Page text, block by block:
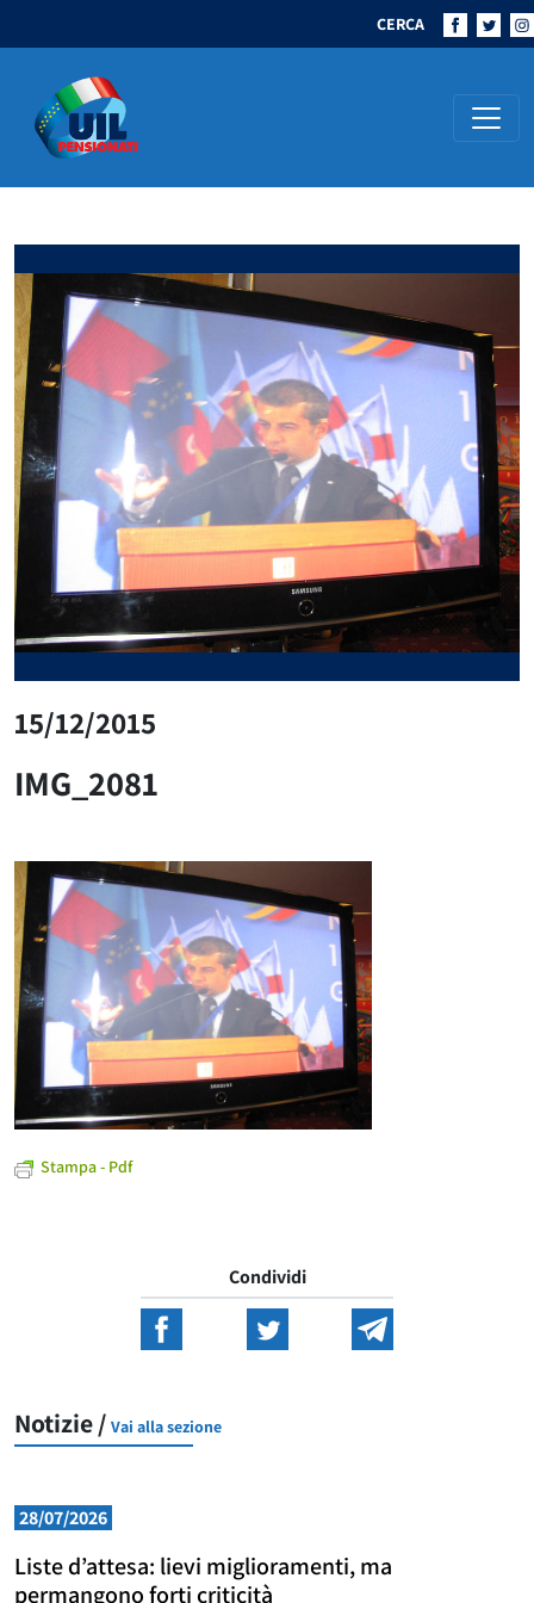
CERCA
Navigazione principale
15/12/2015
IMG_2081
Stampa - Pdf
Condividi
Notizie / Vai alla sezione
28/07/2026
Liste d’attesa: lievi miglioramenti, ma
permangono forti criticità